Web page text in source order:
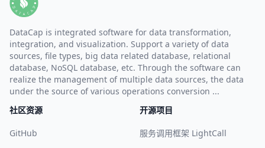
DataCap is integrated software for data transformation,
integration, and visualization. Support a variety of data
sources, file types, big data related database, relational
database, NoSQL database, etc. Through the software can
realize the management of multiple data sources, the data
under the source of various operations conversion ...
社区资源
GitHub
开源项目
服务调用框架 LightCall